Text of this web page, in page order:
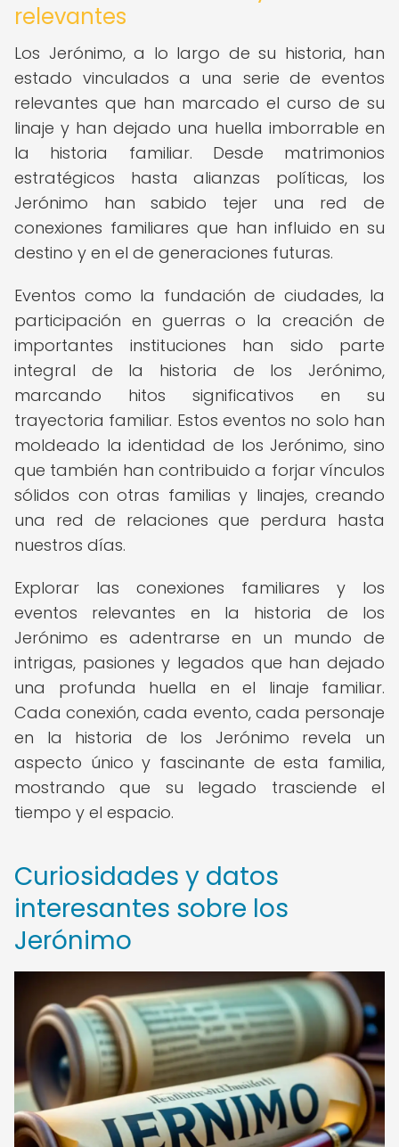
relevantes
Los Jerónimo, a lo largo de su historia, han
estado vinculados a una serie de eventos
relevantes que han marcado el curso de su
linaje y han dejado una huella imborrable en
la historia familiar. Desde matrimonios
estratégicos hasta alianzas políticas, los
Jerónimo han sabido tejer una red de
conexiones familiares que han influido en su
destino y en el de generaciones futuras.
Eventos como la fundación de ciudades, la
participación en guerras o la creación de
importantes instituciones han sido parte
integral de la historia de los Jerónimo,
marcando hitos significativos en su
trayectoria familiar. Estos eventos no solo han
moldeado la identidad de los Jerónimo, sino
que también han contribuido a forjar vínculos
sólidos con otras familias y linajes, creando
una red de relaciones que perdura hasta
nuestros días.
Explorar las conexiones familiares y los
eventos relevantes en la historia de los
Jerónimo es adentrarse en un mundo de
intrigas, pasiones y legados que han dejado
una profunda huella en el linaje familiar.
Cada conexión, cada evento, cada personaje
en la historia de los Jerónimo revela un
aspecto único y fascinante de esta familia,
mostrando que su legado trasciende el
tiempo y el espacio.
Curiosidades y datos
interesantes sobre los
Jerónimo